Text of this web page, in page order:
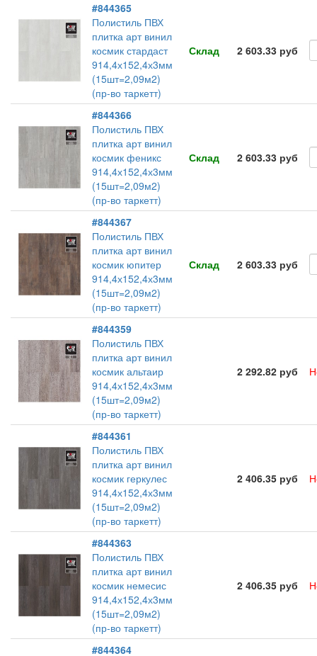
#844365
Полистиль ПВХ
плитка арт винил
космик стардаст
914,4х152,4х3мм
(15шт=2,09м2)
(пр-во таркетт)
Склад 2 603.33 руб
#844366
Полистиль ПВХ
плитка арт винил
космик феникс
914,4х152,4х3мм
(15шт=2,09м2)
(пр-во таркетт)
Склад 2 603.33 руб
#844367
Полистиль ПВХ
плитка арт винил
космик юпитер
914,4х152,4х3мм
(15шт=2,09м2)
(пр-во таркетт)
Склад 2 603.33 руб
#844359
Полистиль ПВХ
плитка арт винил
космик альтаир
914,4х152,4х3мм
(15шт=2,09м2)
(пр-во таркетт)
2 292.82 руб
#844361
Полистиль ПВХ
плитка арт винил
космик геркулес
914,4х152,4х3мм
(15шт=2,09м2)
(пр-во таркетт)
2 406.35 руб
#844363
Полистиль ПВХ
плитка арт винил
космик немесис
914,4х152,4х3мм
(15шт=2,09м2)
(пр-во таркетт)
2 406.35 руб
#844364